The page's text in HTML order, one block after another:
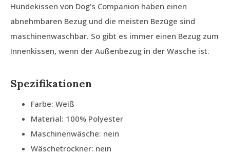
Hundekissen von Dog's Companion haben einen
abnehmbaren Bezug und die meisten Bezüge sind
maschinenwaschbar. So gibt es immer einen Bezug zum
Innenkissen, wenn der Außenbezug in der Wäsche ist.
Spezifikationen
Farbe: Weiß
Material: 100% Polyester
Maschinenwäsche: nein
Wäschetrockner: nein